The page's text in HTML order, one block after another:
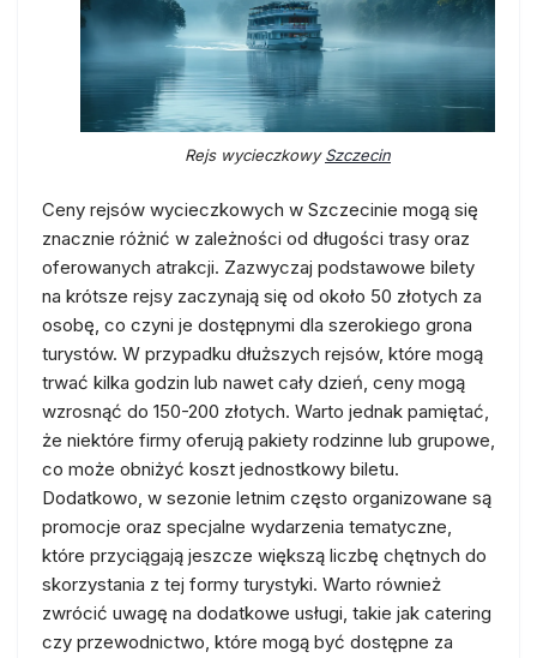
Rejs wycieczkowySzczecin
Ceny rejsów wycieczkowych w Szczecinie mogą się
znacznie różnić w zależności od długości trasy oraz
oferowanych atrakcji. Zazwyczaj podstawowe bilety
na krótsze rejsy zaczynają się od około 50 złotych za
osobę, co czyni je dostępnymi dla szerokiego grona
turystów. W przypadku dłuższych rejsów, które mogą
trwać kilka godzin lub nawet cały dzień, ceny mogą
wzrosnąć do 150-200 złotych. Warto jednak pamiętać,
że niektóre firmy oferują pakiety rodzinne lub grupowe,
co może obniżyć koszt jednostkowy biletu.
Dodatkowo, w sezonie letnim często organizowane są
promocje oraz specjalne wydarzenia tematyczne,
które przyciągają jeszcze większą liczbę chętnych do
skorzystania z tej formy turystyki. Warto również
zwrócić uwagę na dodatkowe usługi, takie jak catering
czy przewodnictwo, które mogą być dostępne za